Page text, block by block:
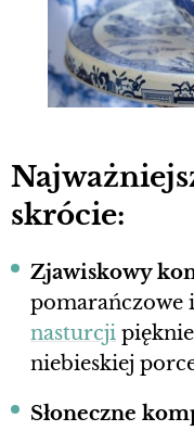
skrócie:
Zjawiskowy
pomarańczowe
nasturcji
niebieskiej
Słoneczne